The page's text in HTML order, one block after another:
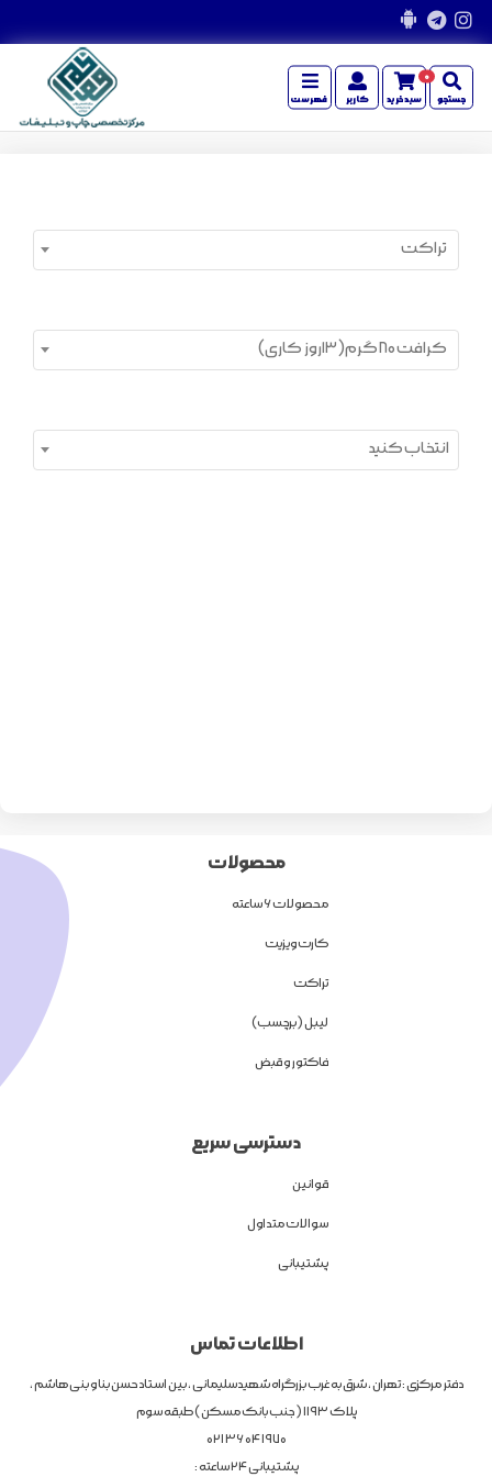
جستجو سبدخرید
0
کاربر
فهرست
تراکت
کرافت 80 گرم(13روز کاری)
انتخاب کنید
محصولات
محصولات 6 ساعته
کارت ویزیت
تراکت
لیبل (برچسب)
فاکتور و قبض
دسترسی سریع
قوانین
سوالات متداول
پشتیبانی
اطلاعات تماس
دفتر مرکزی : تهران ، شرق به غرب بزرگراه شهیدسلیمانی ، بین استاد حسن بنا و بنی هاشم ،
پلاک 1193 ( جنب بانک مسکن ) طبقه سوم
1970 04 36 021
پشتیبانی 24 ساعته :